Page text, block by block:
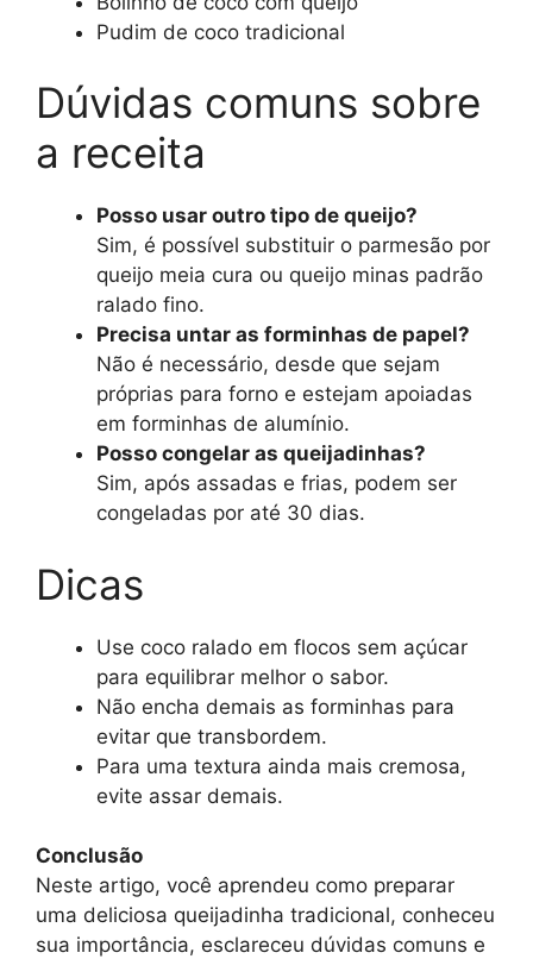
Pudim de coco tradicional
Dúvidas comuns sobre
a receita
Posso usar outro tipo de queijo?
Sim, é possível substituir o parmesão por
queijo meia cura ou queijo minas padrão
ralado fino.
Precisa untar as forminhas de papel?
Não é necessário, desde que sejam
próprias para forno e estejam apoiadas
em forminhas de alumínio.
Posso congelar as queijadinhas?
Sim, após assadas e frias, podem ser
congeladas por até 30 dias.
Dicas
Use coco ralado em flocos sem açúcar
para equilibrar melhor o sabor.
Não encha demais as forminhas para
evitar que transbordem.
Para uma textura ainda mais cremosa,
evite assar demais.
Conclusão
Neste artigo, você aprendeu como preparar
uma deliciosa queijadinha tradicional, conheceu
sua importância, esclareceu dúvidas comuns e